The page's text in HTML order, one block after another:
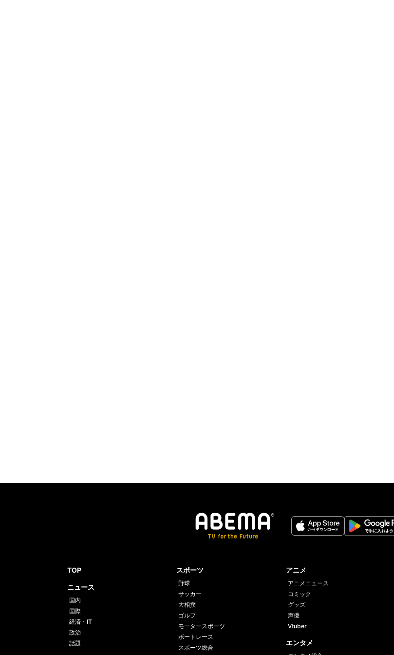
TOP
ニュース
国内
国際
経済・IT
政治
話題
スポーツ
野球
サッカー
大相撲
ゴルフ
モータースポーツ
ボートレース
スポーツ総合
アニメ
アニメニュース
コミック
グッズ
声優
Vtuber
エンタメ